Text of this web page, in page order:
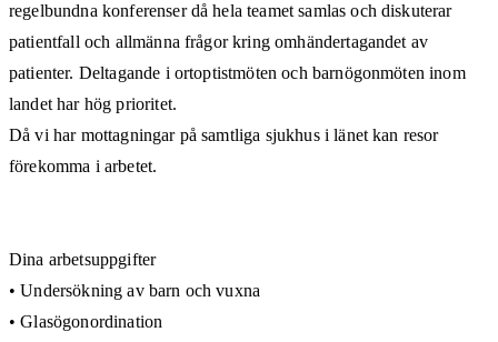
regelbundna konferenser då hela teamet samlas och diskuterar
patientfall och allmänna frågor kring omhändertagandet av
patienter. Deltagande i ortoptistmöten och barnögonmöten inom
landet har hög prioritet.
Då vi har mottagningar på samtliga sjukhus i länet kan resor
förekomma i arbetet.
Dina arbetsuppgifter
• Undersökning av barn och vuxna
• Glasögonordination